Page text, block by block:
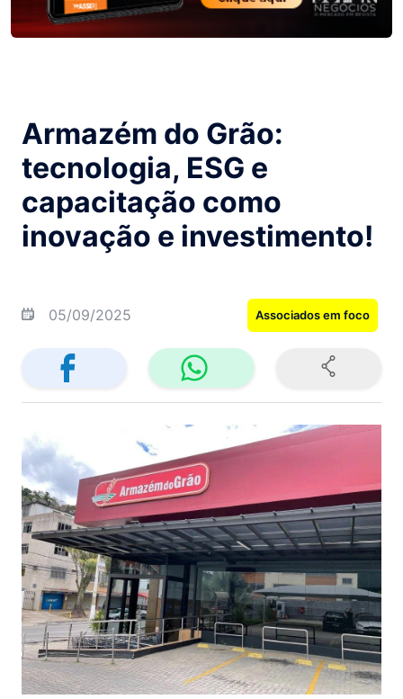
Armazém do Grão:
tecnologia, ESG e
capacitação como
inovação e investimento!
05/09/2025 Associados em foco